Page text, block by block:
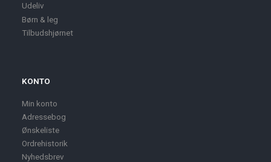
Udeliv
Børn & leg
Tilbudshjørnet
KONTO
Min konto
Adressebog
Ønskeliste
Ordrehistorik
Nyhedsbrev